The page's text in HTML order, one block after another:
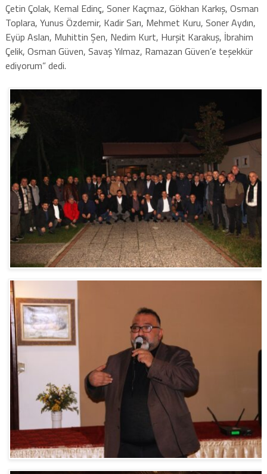
Çetin Çolak, Kemal Edinç, Soner Kaçmaz, Gökhan Karkış, Osman
Toplara, Yunus Özdemir, Kadir Sarı, Mehmet Kuru, Soner Aydın,
Eyüp Aslan, Muhittin Şen, Nedim Kurt, Hurşit Karakuş, İbrahim
Çelik, Osman Güven, Savaş Yılmaz, Ramazan Güven’e teşekkür
ediyorum” dedi.